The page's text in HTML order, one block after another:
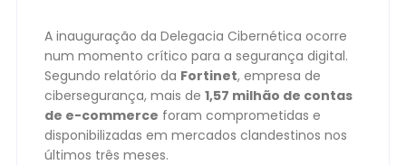
A inauguração da Delegacia Cibernética ocorre
num momento crítico para a segurança digital.
Segundo relatório da Fortinet, empresa de
cibersegurança, mais de 1,57 milhão de contas
de e-commerce foram comprometidas e
disponibilizadas em mercados clandestinos nos
últimos três meses.